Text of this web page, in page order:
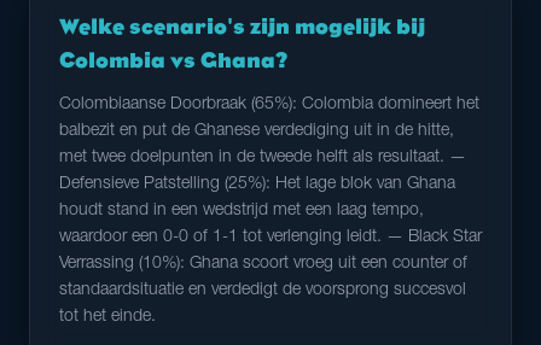
Welke scenario's zijn mogelijk bij
Colombia vs Ghana?
Colombiaanse Doorbraak (65%): Colombia domineert het
balbezit en put de Ghanese verdediging uit in de hitte,
met twee doelpunten in de tweede helft als resultaat. —
Defensieve Patstelling (25%): Het lage blok van Ghana
houdt stand in een wedstrijd met een laag tempo,
waardoor een 0-0 of 1-1 tot verlenging leidt. — Black Star
Verrassing (10%): Ghana scoort vroeg uit een counter of
standaardsituatie en verdedigt de voorsprong succesvol
tot het einde.